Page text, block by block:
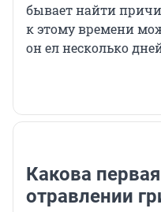
бывает найти
к этому времени
он ел несколько
Какова
отравлении